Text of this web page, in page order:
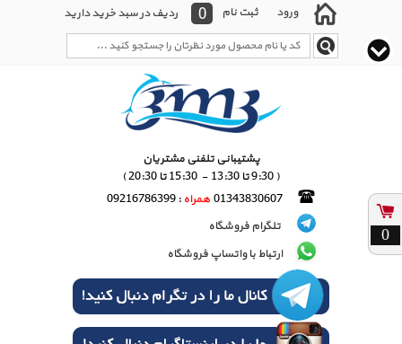
ورود ثبت نام 0 ردیف در سبد خرید دارید
پشتیبانی تلفنی مشتریان
( 9:30 تا 13:30 - 15:30 تا 20:30 )
01343830607 همراه : 09216786399
تلگرام فروشگاه
ارتباط با واتساپ فروشگاه
0